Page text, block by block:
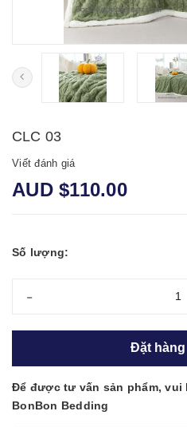
CLC 03
Viết đánh giá
AUD $110.00
Số lượng:
-
Đặt
Để được tư vấn sản phẩm, vui
BonBon Bedding